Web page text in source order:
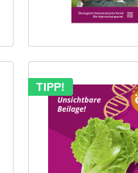
TIPP!